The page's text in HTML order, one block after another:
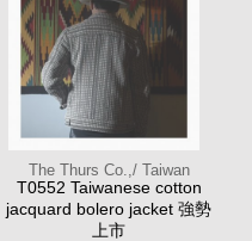
The Thurs Co.,/ Taiwan
T0552 Taiwanese cotton
jacquard bolero jacket 強勢
上市